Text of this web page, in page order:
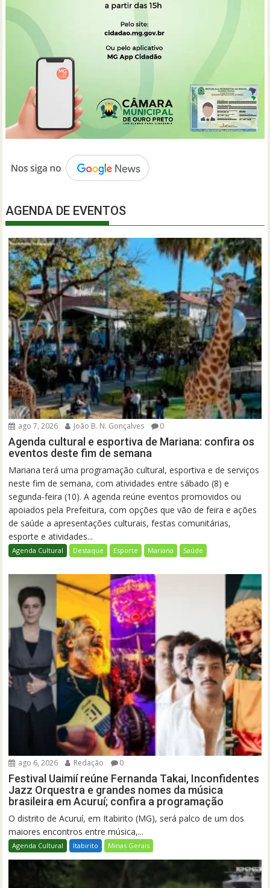
AGENDA DE EVENTOS
ago 7, 2026 João B. N. Gonçalves 0
Agenda cultural e esportiva de Mariana: confira os
eventos deste fim de semana
Mariana terá uma programação cultural, esportiva e de serviços
neste fim de semana, com atividades entre sábado (8) e
segunda-feira (10). A agenda reúne eventos promovidos ou
apoiados pela Prefeitura, com opções que vão de feira e ações
de saúde a apresentações culturais, festas comunitárias,
esporte e atividades...
Agenda Cultural Destaque Esporte Mariana Saúde
ago 6, 2026 Redação 0
Festival Uaimií reúne Fernanda Takai, Inconfidentes
Jazz Orquestra e grandes nomes da música
brasileira em Acuruí; confira a programação
O distrito de Acuruí, em Itabirito (MG), será palco de um dos
maiores encontros entre música,...
Agenda Cultural Itabirito Minas Gerais